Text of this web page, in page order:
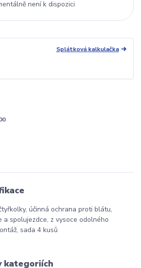
není k dispozici
Splátková kalkulačka
účinná ochrana proti blátu,
a spolujezdce, z vysoce odolného
sada 4 kusů
kategoriích